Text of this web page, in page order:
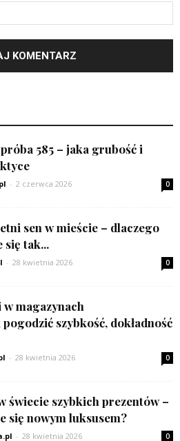
585 – jaka grubość i
- 2 czerwca 2026 0
sen w mieście – dlaczego
się tak...
- 28 kwietnia 2026 0
magazynach
szybkość, dokładność
- 28 kwietnia 2026 0
świecie szybkich prezentów –
się nowym luksusem?
- 28 kwietnia 2026 0